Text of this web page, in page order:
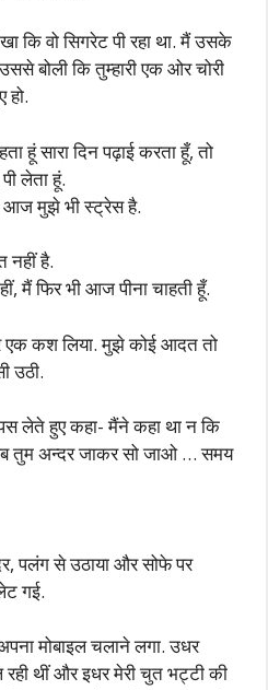
कि वो सिगरेट पी रहा था. मैं उसके
बोली कि तुम्हारी एक ओर चोरी
हो.
हूं सारा दिन पढ़ाई करता हूँ, तो
लेता हूं.
आज मुझे भी स्ट्रेस है.
नहीं है.
मैं फिर भी आज पीना चाहती हूँ.
कश लिया. मुझे कोई आदत तो
उठी.
लेते हुए कहा- मैंने कहा था न कि
तुम अन्दर जाकर सो जाओ … समय
पलंग से उठाया और सोफे पर
गई.
मोबाइल चलाने लगा. उधर
थीं और इधर मेरी चुत भट्टी की